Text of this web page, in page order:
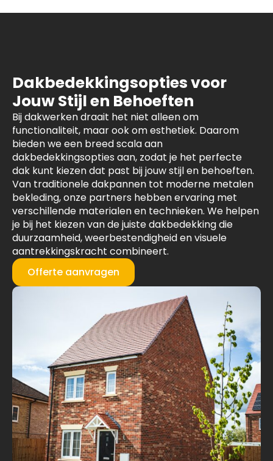
Dakbedekkingsopties voor
Jouw Stijl en Behoeften
Bij dakwerken draait het niet alleen om
functionaliteit, maar ook om esthetiek. Daarom
bieden we een breed scala aan
dakbedekkingsopties aan, zodat je het perfecte
dak kunt kiezen dat past bij jouw stijl en behoeften.
Van traditionele dakpannen tot moderne metalen
bekleding, onze partners hebben ervaring met
verschillende materialen en technieken. We helpen
je bij het kiezen van de juiste dakbedekking die
duurzaamheid, weerbestendigheid en visuele
aantrekkingskracht combineert.
Offerte aanvragen